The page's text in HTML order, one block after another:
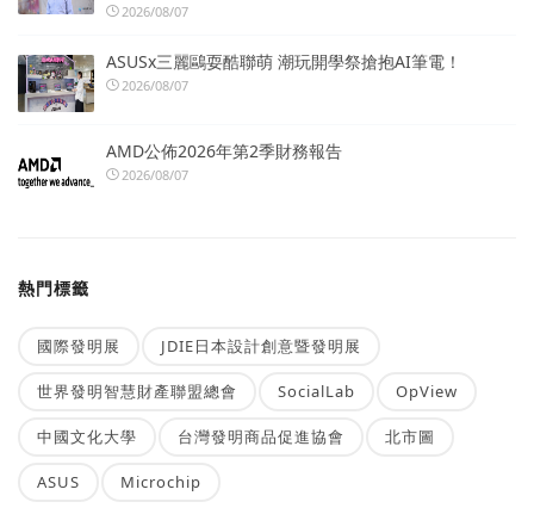
2026/08/07
ASUSx三麗鷗耍酷聯萌 潮玩開學祭搶抱AI筆電！
2026/08/07
AMD公佈2026年第2季財務報告
2026/08/07
熱門標籤
國際發明展 JDIE日本設計創意暨發明展
世界發明智慧財產聯盟總會 SocialLab OpView
中國文化大學 台灣發明商品促進協會 北市圖
ASUS Microchip